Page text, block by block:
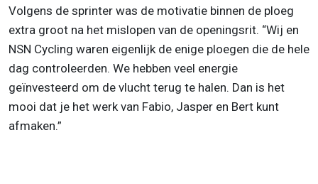
Volgens de sprinter was de motivatie binnen de ploeg
extra groot na het mislopen van de openingsrit. “Wij en
NSN Cycling waren eigenlijk de enige ploegen die de hele
dag controleerden. We hebben veel energie
geïnvesteerd om de vlucht terug te halen. Dan is het
mooi dat je het werk van Fabio, Jasper en Bert kunt
afmaken.”